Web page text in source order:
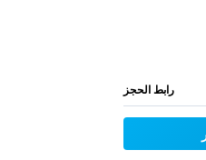
رابط الحجز